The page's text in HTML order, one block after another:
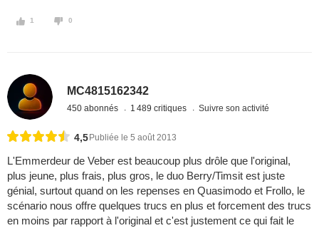
1 0
MC4815162342
450 abonnés 1 489 critiques Suivre son activité
4,5 Publiée le 5 août 2013
L'Emmerdeur de Veber est beaucoup plus drôle que l'original,
plus jeune, plus frais, plus gros, le duo Berry/Timsit est juste
génial, surtout quand on les repenses en Quasimodo et Frollo, le
scénario nous offre quelques trucs en plus et forcement des trucs
en moins par rapport à l'original et c'est justement ce qui fait le